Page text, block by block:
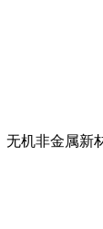
机非金属新